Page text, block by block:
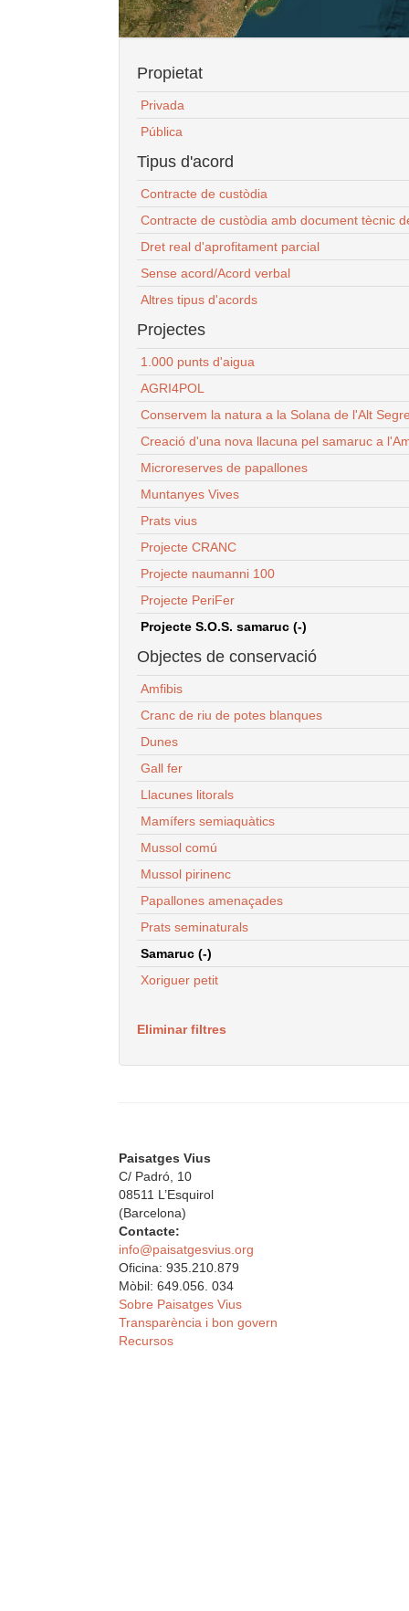
Propietat
Privada
Pública
Tipus d'acord
Contracte de custòdia
Contracte de custòdia amb document tècnic
Dret real d'aprofitament parcial
Sense acord/Acord verbal
Altres tipus d'acords
Projectes
1.000 punts d'aigua
AGRI4POL
Conservem la natura a la Solana de l'Alt
Creació d'una nova llacuna pel samaruc a
Microreserves de papallones
Muntanyes Vives
Prats vius
Projecte CRANC
Projecte naumanni 100
Projecte PeriFer
Projecte S.O.S. samaruc (-)
Objectes de conservació
Amfibis
Cranc de riu de potes blanques
Dunes
Gall fer
Llacunes litorals
Mamífers semiaquàtics
Mussol comú
Mussol pirinenc
Papallones amenaçades
Prats seminaturals
Samaruc (-)
Xoriguer petit
Eliminar filtres
Paisatges Vius
C/ Padró, 10
08511 L’Esquirol
(Barcelona)
Contacte:
info@paisatgesvius.org
Oficina: 935.210.879
Mòbil: 649.056. 034
Sobre Paisatges Vius
Transparència i bon govern
Recursos